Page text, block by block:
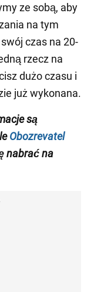
ze sobą, aby
na tym
czas na 20-
rzecz na
dużo czasu i
już wykonana.
są
Obozrevatel
nabrać na